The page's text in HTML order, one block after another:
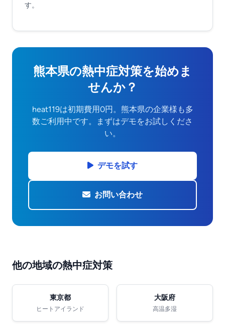
す。
熊本県の熱中症対策を始めま
せんか？
heat119は初期費用0円。熊本県の企業様も多
数ご利用中です。まずはデモをお試しくださ
い。
デモを試す
お問い合わせ
他の地域の熱中症対策
東京都
ヒートアイランド
大阪府
高温多湿